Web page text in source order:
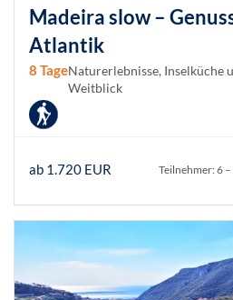
Madeira slow –
Atlantik
8 TageNaturerlebnisse,
Weitblick
ab 1.720 EUR Teilnehmer: 6 –